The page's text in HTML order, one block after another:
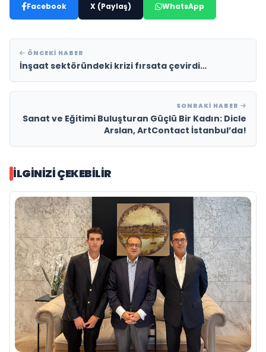
Facebook X (Paylaş) WhatsApp
ÖNCEKI HABER
İnşaat sektöründeki krizi fırsata çevirdi…
SONRAKI HABER
Sanat ve Eğitimi Buluşturan Güçlü Bir Kadın: Dicle
Arslan, ArtContact İstanbul’da!
İLGINIZI ÇEKEBILIR